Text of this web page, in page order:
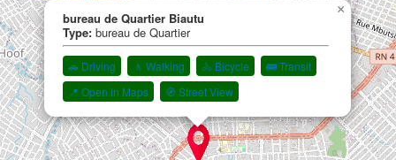
bureau de Quartier Biautu
Type: bureau de Quartier
🚗 Driving 🚶 Walking 🚴 Bicycle
🚌 Transit
📍 Open in Maps
🧭 Street View
×